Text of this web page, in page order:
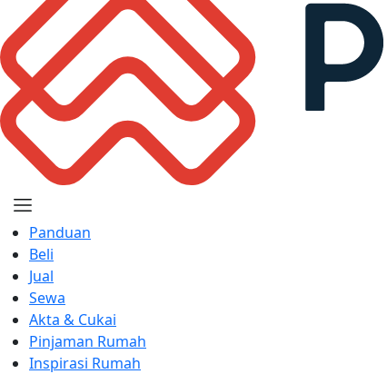
Panduan
Beli
Jual
Sewa
Akta & Cukai
Pinjaman Rumah
Inspirasi Rumah